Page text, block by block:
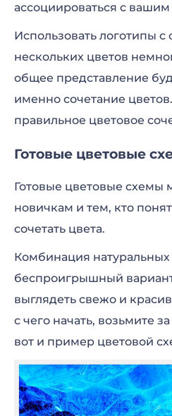
ассоциироваться с
Использовать логотипы с
нескольких цветов
общее представление
именно сочетание
правильное цветовое
Готовые цветовые
Готовые цветовые схемы
новичкам и тем, кто
сочетать цвета.
Комбинация
беспроигрышный
выглядеть свежо и
с чего начать, возьмите
вот и пример цветовой